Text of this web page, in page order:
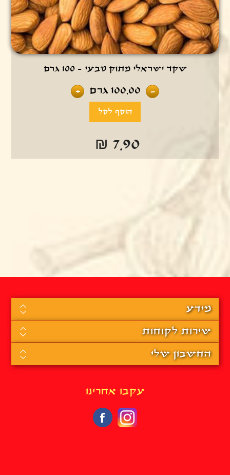
שקד ישראלי מתוק טבעי - 100 גרם
-
100.00 גרם +
₪ 7.90
מידע
שירות לקוחות
החשבון שלי
עקבו אחרינו